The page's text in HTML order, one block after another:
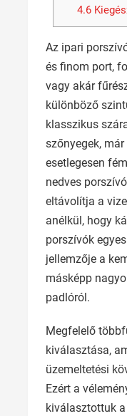
4.6
Az ipari
és finom port,
vagy akár
különböző
klasszikus
szőnyegek,
esetlegesen
nedves
eltávolítja a
anélkül, hogy
porszívók
jellemzője a
másképp
padlóról.
Megfelelő
kiválasztása,
üzemeltetési
Ezért a
kiválasztottuk